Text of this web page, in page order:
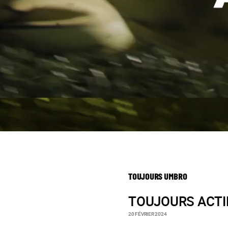
TOUJOURS UMBRO
TOUJOURS
20 FÉVRIER 2024